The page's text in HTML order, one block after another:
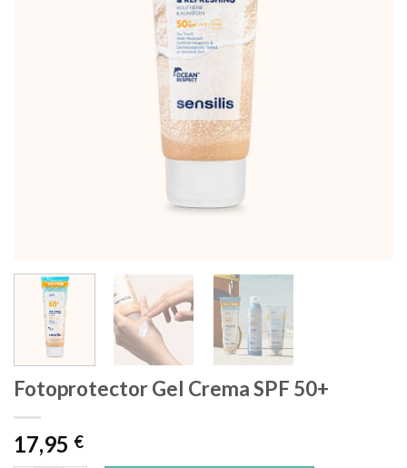
Fotoprotector Gel Crema SPF 50+
17,95 €